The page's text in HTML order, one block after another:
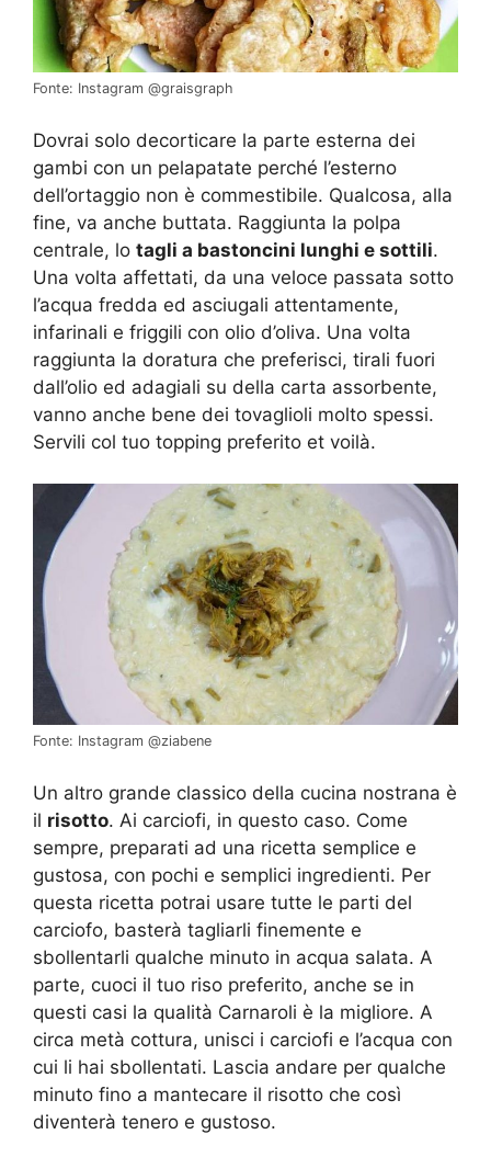
Fonte: Instagram @graisgraph
Dovrai solo decorticare la parte esterna dei
gambi con un pelapatate perché l’esterno
dell’ortaggio non è commestibile. Qualcosa, alla
fine, va anche buttata. Raggiunta la polpa
centrale, lo tagli a bastoncini lunghi e sottili.
Una volta affettati, da una veloce passata sotto
l’acqua fredda ed asciugali attentamente,
infarinali e friggili con olio d’oliva. Una volta
raggiunta la doratura che preferisci, tirali fuori
dall’olio ed adagiali su della carta assorbente,
vanno anche bene dei tovaglioli molto spessi.
Servili col tuo topping preferito et voilà.
Fonte: Instagram @ziabene
Un altro grande classico della cucina nostrana è
il risotto. Ai carciofi, in questo caso. Come
sempre, preparati ad una ricetta semplice e
gustosa, con pochi e semplici ingredienti. Per
questa ricetta potrai usare tutte le parti del
carciofo, basterà tagliarli finemente e
sbollentarli qualche minuto in acqua salata. A
parte, cuoci il tuo riso preferito, anche se in
questi casi la qualità Carnaroli è la migliore. A
circa metà cottura, unisci i carciofi e l’acqua con
cui li hai sbollentati. Lascia andare per qualche
minuto fino a mantecare il risotto che così
diventerà tenero e gustoso.